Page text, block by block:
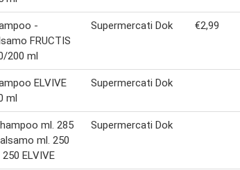
-
FRUCTIS
200 ml
Supermercati Dok €2,99
ELVIVE
ml
Supermercati Dok
ml. 285
ml. 250
250 ELVIVE
Supermercati Dok